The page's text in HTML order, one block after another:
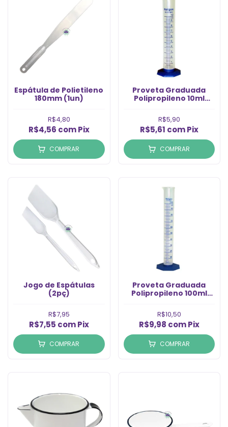
Espátula de Polietileno
180mm (1un)
R$4,80
R$4,56 com Pix
COMPRAR
Proveta Graduada
Polipropileno 10ml
R$5,90
R$5,61 com Pix
COMPRAR
Jogo de Espátulas
(2pç)
R$7,95
R$7,55 com Pix
COMPRAR
Proveta Graduada
Polipropileno 100ml
R$10,50
R$9,98 com Pix
COMPRAR